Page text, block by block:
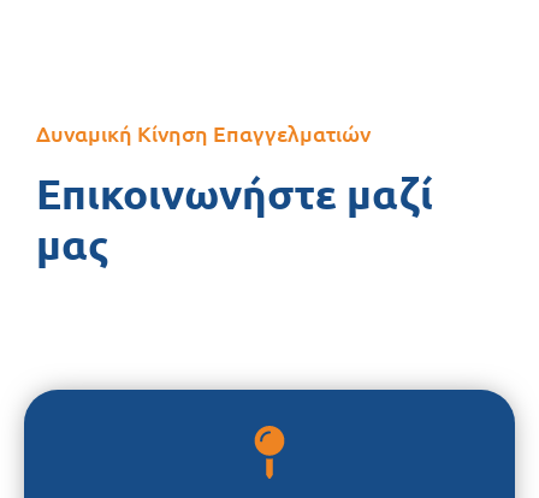
Δυναμική Κίνηση Επαγγελματιών
Επικοινωνήστε μαζί
μας